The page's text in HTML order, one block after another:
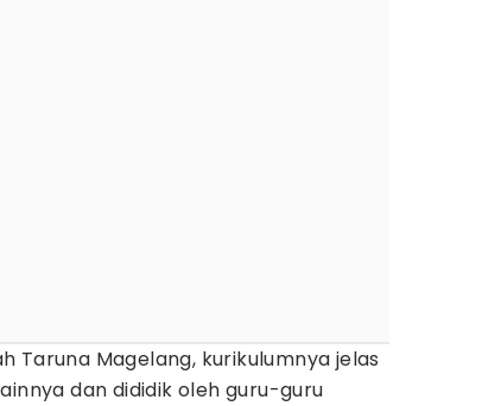
Taruna Magelang, kurikulumnya jelas
dan dididik oleh guru-guru